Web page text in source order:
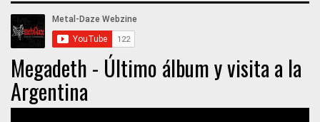
Megadeth - Último álbum y visita a la
Argentina